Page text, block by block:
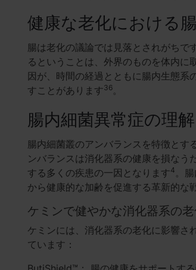
健康な老化における
腸は老化の議論では見落とされがちで
るということは、外界のものを体内に
因が、時間の経過とともに腸内生態系
すことがあります36。
腸内細菌異常症の理解
腸内細菌叢のアンバランスを特徴とす
ンバランスは消化器系の健康を損な
する多くの疾患の一因となります4 。
から健康的な加齢を促進する革新的な
ケミンで健やかな消化器系の
ケミンには、消化器系の老化に影響さ
ています：